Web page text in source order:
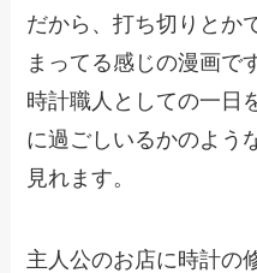
だから、打ち切りとか
まってる感じの漫画で
時計職人としての一日
に過ごしいるかのよう
見れます。
主人公のお店に時計の